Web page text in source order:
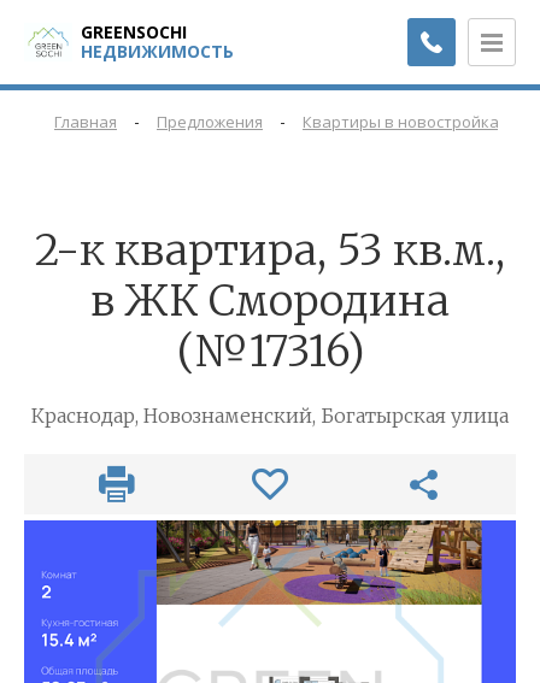
GREENSOCHI
НЕДВИЖИМОСТЬ
Главная - Предложения - Квартиры в новостройках
2-к квартира, 53 кв.м.,
в ЖК Смородина
(№17316)
Краснодар, Новознаменский, Богатырская улица